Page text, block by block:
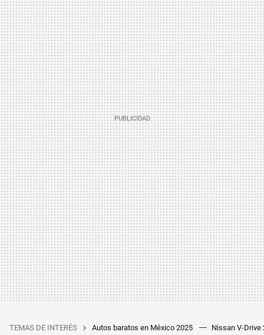
TEMAS DE INTERÉS Autos baratos en México 2025 Nissan V-Drive